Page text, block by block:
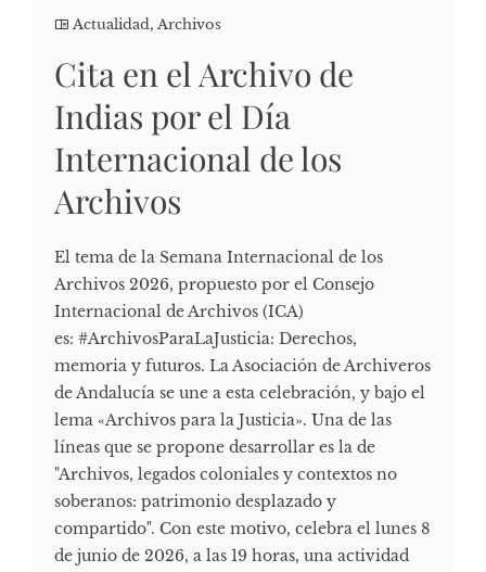
Actualidad, Archivos
Cita en el Archivo de
Indias por el Día
Internacional de los
Archivos
El tema de la Semana Internacional de los
Archivos 2026, propuesto por el Consejo
Internacional de Archivos (ICA)
es: #ArchivosParaLaJusticia: Derechos,
memoria y futuros. La Asociación de Archiveros
de Andalucía se une a esta celebración, y bajo el
lema «Archivos para la Justicia». Una de las
líneas que se propone desarrollar es la de
"Archivos, legados coloniales y contextos no
soberanos: patrimonio desplazado y
compartido". Con este motivo, celebra el lunes 8
de junio de 2026, a las 19 horas, una actividad